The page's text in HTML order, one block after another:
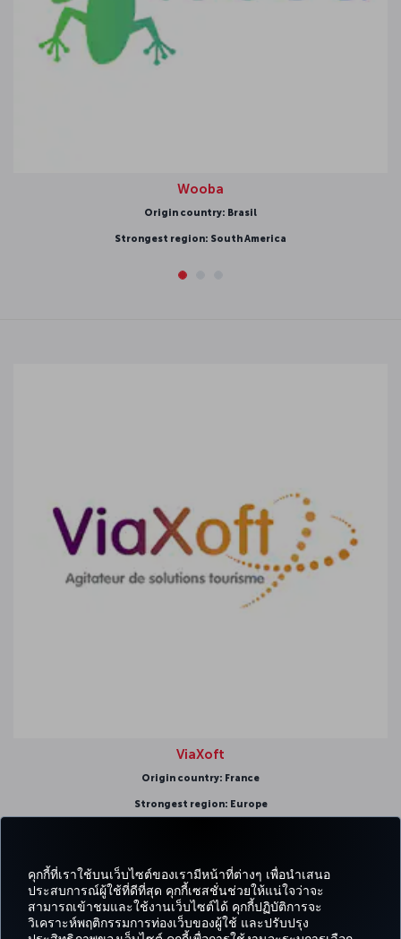
คุกกี้ที่เราใช้บนเว็บไซต์ของเรามีหน้าที่ต่างๆ เพื่อนำเสนอ
ประสบการณ์ผู้ใช้ที่ดีที่สุด คุกกี้เซสชั่นช่วยให้แน่ใจว่าจะ
สามารถเข้าชมและใช้งานเว็บไซต์ได้ คุกกี้ปฏิบัติการจะ
วิเคราะห์พฤติกรรมการท่องเว็บของผู้ใช้ และปรับปรุง
Wooba
Origin country: Brasil
Strongest region: South America
ViaXoft
Origin country: France
Strongest region: Europe
Facebook
TwitterInstagram
YouTubeLinkedIn
Tiktokบล็อกพินเทอเรส